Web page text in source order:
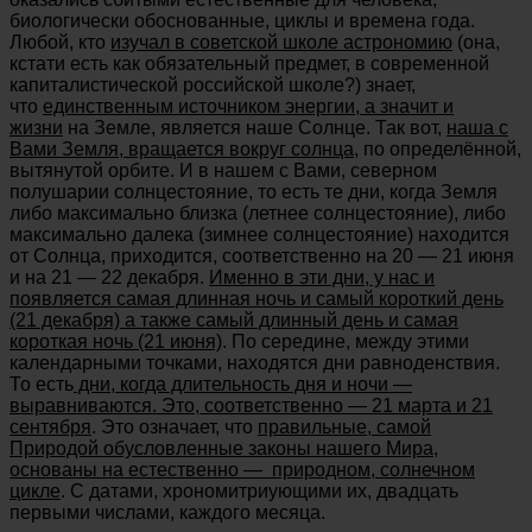
биологически обоснованные, циклы и времена года.
Любой, кто изучал в советской школе астрономию (она,
кстати есть как обязательный предмет, в современной
капиталистической российской школе?) знает,
что единственным источником энергии, а значит и
жизни на Земле, является наше Солнце. Так вот, наша с
Вами Земля, вращается вокруг солнца, по определённой,
вытянутой орбите. И в нашем с Вами, северном
полушарии солнцестояние, то есть те дни, когда Земля
либо максимально близка (летнее солнцестояние), либо
максимально далека (зимнее солнцестояние) находится
от Солнца, приходится, соответственно на 20 — 21 июня
и на 21 — 22 декабря. Именно в эти дни, у нас и
появляется самая длинная ночь и самый короткий день
(21 декабря) а также самый длинный день и самая
короткая ночь (21 июня). По середине, между этими
календарными точками, находятся дни равноденствия.
То есть дни, когда длительность дня и ночи —
выравниваются. Это, соответственно — 21 марта и 21
сентября. Это означает, что правильные, самой
Природой обусловленные законы нашего Мира,
основаны на естественно — природном, солнечном
цикле. С датами, хрономитриующими их, двадцать
первыми числами, каждого месяца.